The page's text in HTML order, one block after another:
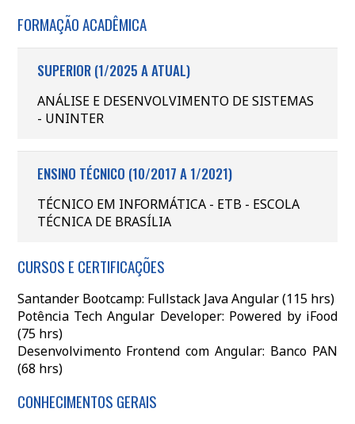
FORMAÇÃO ACADÊMICA
SUPERIOR (1/2025 A ATUAL)
ANÁLISE E DESENVOLVIMENTO DE SISTEMAS
- UNINTER
ENSINO TÉCNICO (10/2017 A 1/2021)
TÉCNICO EM INFORMÁTICA - ETB - ESCOLA
TÉCNICA DE BRASÍLIA
CURSOS E CERTIFICAÇÕES
Santander Bootcamp: Fullstack Java Angular (115 hrs)
Potência Tech Angular Developer: Powered by iFood
(75 hrs)
Desenvolvimento Frontend com Angular: Banco PAN
(68 hrs)
CONHECIMENTOS GERAIS